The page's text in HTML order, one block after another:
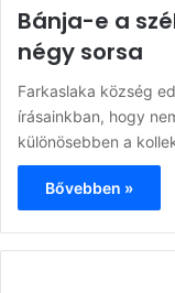
Bánja-e a
négy sorsa
Farkaslaka község
írásainkban, hogy
különösebben a
Bővebben »